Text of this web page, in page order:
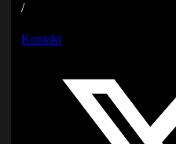
/
Kontakt